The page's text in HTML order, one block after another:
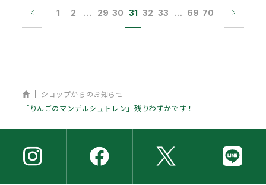
1 2 … 29 30 31 32 33 … 69 70
ホーム
ショップからのお知らせ
「りんごのマンデルシュトレン」残りわずかです！